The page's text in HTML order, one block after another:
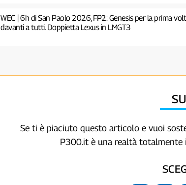
WEC | 6h di San Paolo 2026, FP2: Genesis per la prima
davanti a tutti. Doppietta Lexus in LMGT3
Se ti è piaciuto questo articolo e vuoi
P300.it è una realtà